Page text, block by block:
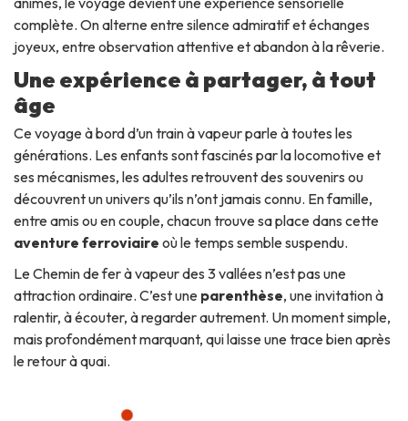
complète. On alterne entre silence admiratif et échanges
joyeux, entre observation attentive et abandon à la rêverie.
Une expérience à partager, à tout
âge
Ce voyage à bord d’un train à vapeur parle à toutes les
générations. Les enfants sont fascinés par la locomotive et
ses mécanismes, les adultes retrouvent des souvenirs ou
découvrent un univers qu’ils n’ont jamais connu. En famille,
entre amis ou en couple, chacun trouve sa place dans cette
aventure ferroviaire où le temps semble suspendu.
Le Chemin de fer à vapeur des 3 vallées n’est pas une
attraction ordinaire. C’est une parenthèse, une invitation à
ralentir, à écouter, à regarder autrement. Un moment simple,
mais profondément marquant, qui laisse une trace bien après
le retour à quai.